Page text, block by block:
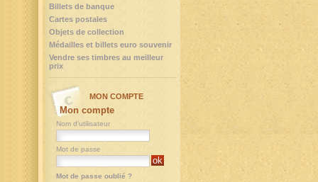
Billets de banque
Cartes postales
Objets de collection
Médailles et billets euro souvenir
Vendre ses timbres au meilleur
prix
MON COMPTE
Mon compte
Nom d'utilisateur
Mot de passe
Mot de passe oublié ?